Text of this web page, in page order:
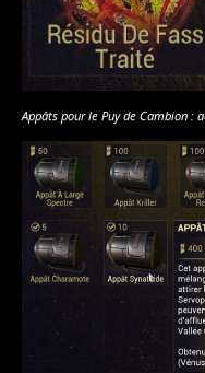
Appâts pour le Puy de Cambion :